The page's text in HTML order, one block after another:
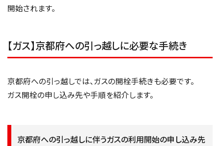
開始されます。
【ガス】京都府への引っ越しに必要な手続き
京都府への引っ越しでは、ガスの開栓手続きも必要です。
ガス開栓の申し込み先や手順を紹介します。
京都府への引っ越しに伴うガスの利用開始の申し込み先